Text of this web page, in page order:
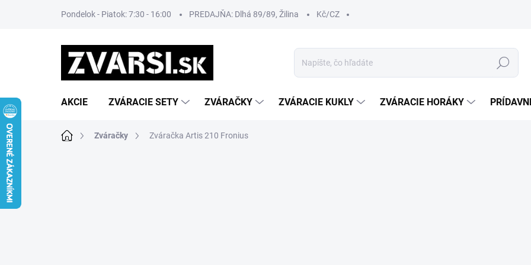
Pondelok - Piatok: 7:30 - 16:00 PREDAJŇA: Dlhá 89/89, Žilina Kč/CZ
Hľadať
AKCIE ZVÁRACIE SETY ZVÁRAČKY ZVÁRACIE KUKLY ZVÁRACIE HORÁKY
DomovZváračky Zváračka Artis 210 Fronius